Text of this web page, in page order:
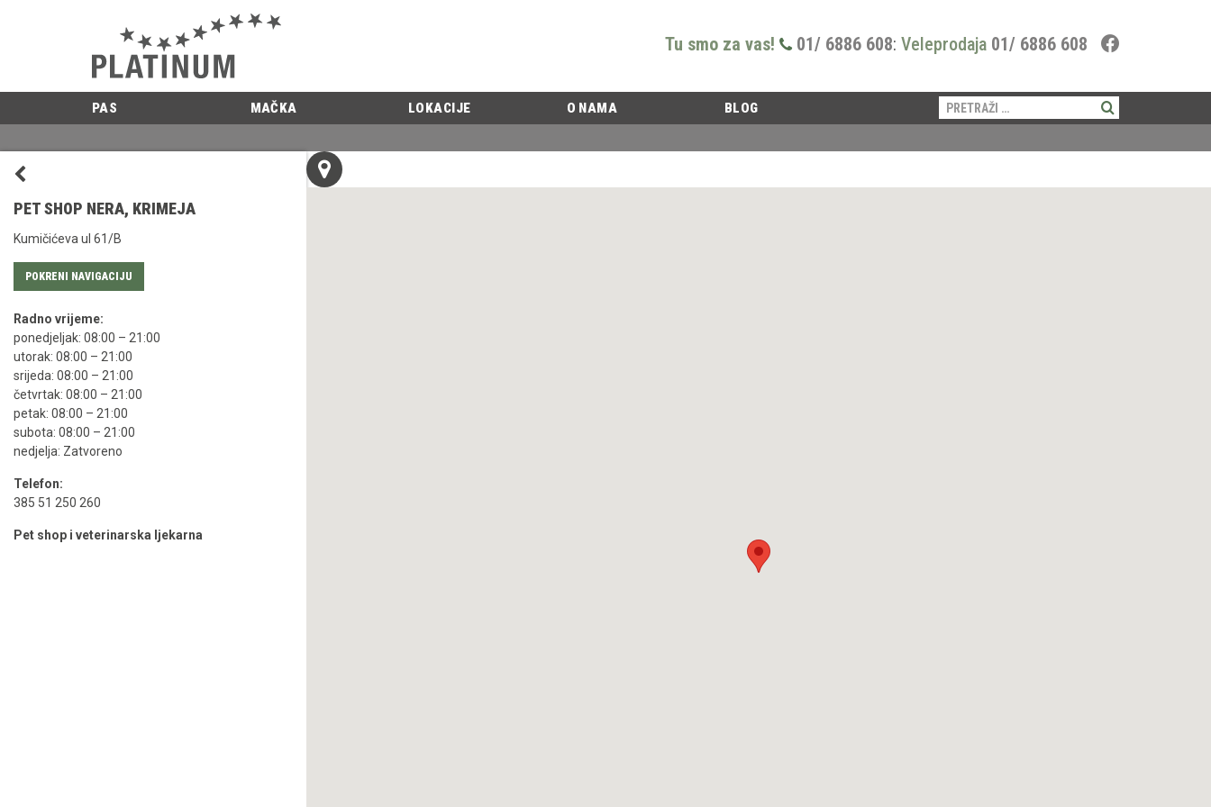
Tu smo za vas! 01/ 6886 608: Veleprodaja 01/ 6886 608
Pretraži:
PAS MAČKA LOKACIJE O NAMA BLOG
PET SHOP NERA, KRIMEJA
Kumičićeva ul 61/B
POKRENI NAVIGACIJU
Radno vrijeme:
ponedjeljak: 08:00 – 21:00
utorak: 08:00 – 21:00
srijeda: 08:00 – 21:00
četvrtak: 08:00 – 21:00
petak: 08:00 – 21:00
subota: 08:00 – 21:00
nedjelja: Zatvoreno
Telefon:
385 51 250 260
Pet shop i veterinarska ljekarna